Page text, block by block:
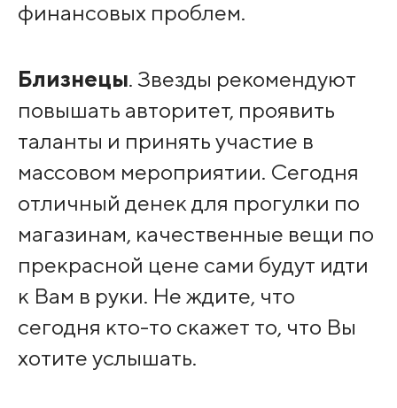
финансовых проблем.
Близнецы. Звезды рекомендуют
повышать авторитет, проявить
таланты и принять участие в
массовом мероприятии. Сегодня
отличный денек для прогулки по
магазинам, качественные вещи по
прекрасной цене сами будут идти
к Вам в руки. Не ждите, что
сегодня кто-то скажет то, что Вы
хотите услышать.